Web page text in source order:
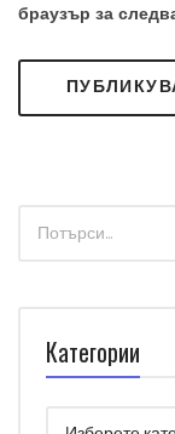
браузър за
for:
Категории